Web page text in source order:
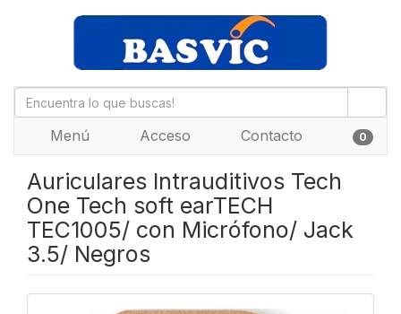
Menú Acceso Contacto 0
Auriculares Intrauditivos Tech
One Tech soft earTECH
TEC1005/ con Micrófono/ Jack
3.5/ Negros